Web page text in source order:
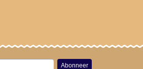
Abonneer